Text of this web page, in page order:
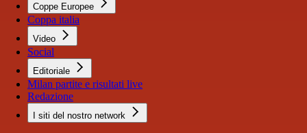
Coppe Europee
Coppa italia
Video
Social
Editoriale
Milan partite e risultati live
Redazione
I siti del nostro network